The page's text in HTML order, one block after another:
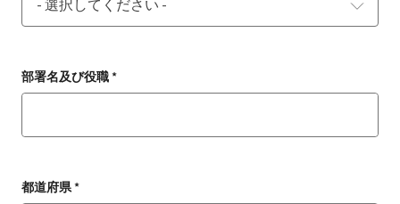
部署名及び役職 *
都道府県 *